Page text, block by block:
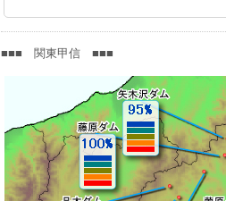
■■■ 関東甲信 ■■■